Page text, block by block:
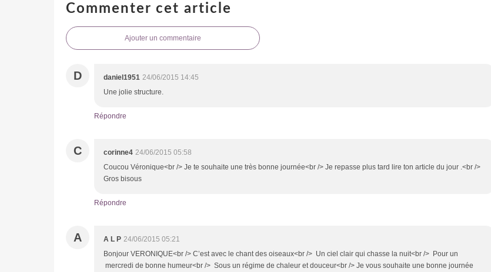
Commenter cet article
Ajouter un commentaire
D daniel1951 24/06/2015 14:45
Une jolie structure.
Répondre
C corinne4 24/06/2015 05:58
Coucou Véronique<br /> Je te souhaite une très bonne journée<br /> Je repasse plus tard lire ton article du jour .<br />
Gros bisous
Répondre
A A L P 24/06/2015 05:21
Bonjour VERONIQUE<br /> C’est avec le chant des oiseaux<br /> Un ciel clair qui chasse la nuit<br /> Pour un
mercredi de bonne humeur<br /> Sous un régime de chaleur et douceur<br /> Je vous souhaite une bonne journée